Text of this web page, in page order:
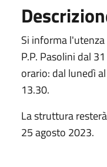
Si informa
P.P. Pasolini dal
orario: dal lunedì
13.30.
La struttura
25 agosto 2023.